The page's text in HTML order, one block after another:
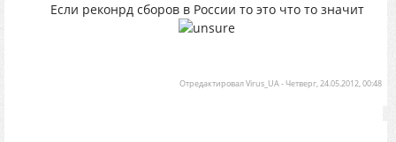
Если реконрд сборов в России то это что то значит
ОтредактировалVirus_UA-Четверг, 24.05.2012, 00:48